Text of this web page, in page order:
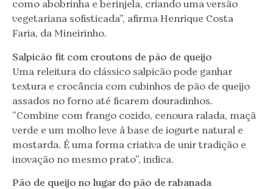
como abobrinha e berinjela, criando uma versão
vegetariana sofisticada”, afirma Henrique Costa
Faria, da Mineirinho.
Salpicão fit com croutons de pão de queijo
Uma releitura do clássico salpicão pode ganhar
textura e crocância com cubinhos de pão de queijo
assados no forno até ficarem douradinhos.
“Combine com frango cozido, cenoura ralada, maçã
verde e um molho leve à base de iogurte natural e
mostarda. É uma forma criativa de unir tradição e
inovação no mesmo prato”, indica.
Pão de queijo no lugar do pão de rabanada